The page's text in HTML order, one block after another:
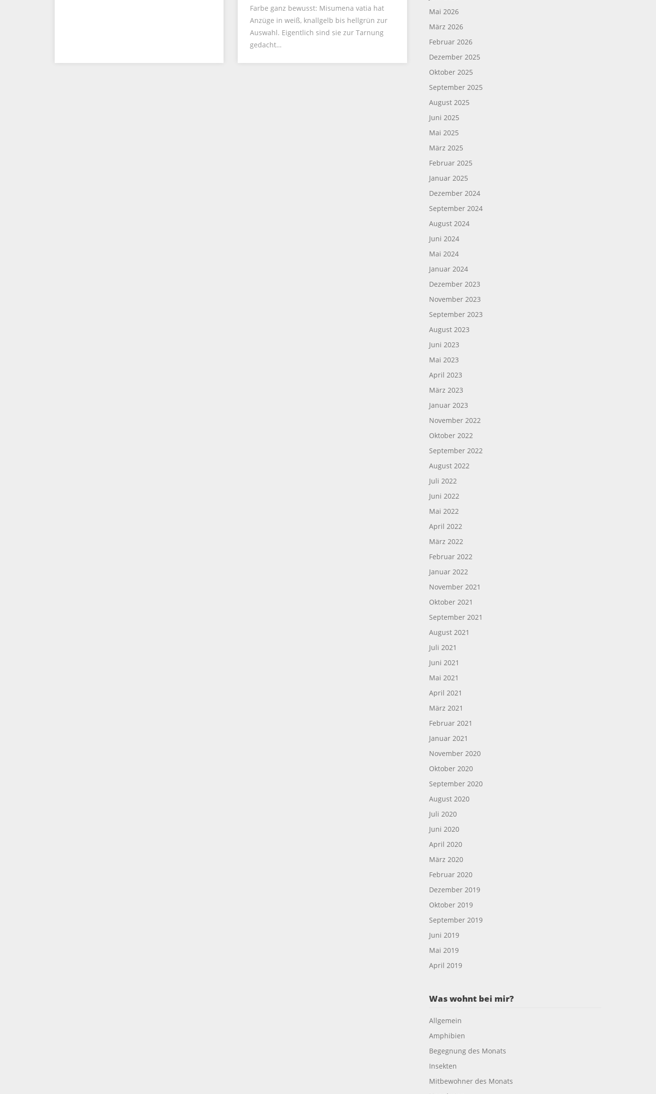
Farbe ganz bewusst: Misumena vatia hat
Anzüge in weiß, knallgelb bis hellgrün zur
Auswahl. Eigentlich sind sie zur Tarnung
gedacht…
Mai 2026
März 2026
Februar 2026
Dezember 2025
Oktober 2025
September 2025
August 2025
Juni 2025
Mai 2025
März 2025
Februar 2025
Januar 2025
Dezember 2024
September 2024
August 2024
Juni 2024
Mai 2024
Januar 2024
Dezember 2023
November 2023
September 2023
August 2023
Juni 2023
Mai 2023
April 2023
März 2023
Januar 2023
November 2022
Oktober 2022
September 2022
August 2022
Juli 2022
Juni 2022
Mai 2022
April 2022
März 2022
Februar 2022
Januar 2022
November 2021
Oktober 2021
September 2021
August 2021
Juli 2021
Juni 2021
Mai 2021
April 2021
März 2021
Februar 2021
Januar 2021
November 2020
Oktober 2020
September 2020
August 2020
Juli 2020
Juni 2020
April 2020
März 2020
Februar 2020
Dezember 2019
Oktober 2019
September 2019
Juni 2019
Mai 2019
April 2019
Was wohnt bei mir?
Allgemein
Amphibien
Begegnung des Monats
Insekten
Mitbewohner des Monats